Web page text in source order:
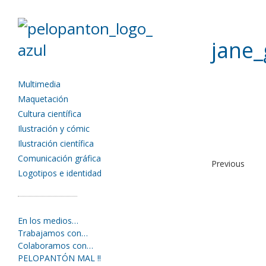
Multimedia
Maquetación
Cultura científica
Ilustración y cómic
Ilustración científica
Comunicación gráfica
Logotipos e identidad
Previous
En los medios…
Trabajamos con…
Colaboramos con…
PELOPANTÓN MAL !!